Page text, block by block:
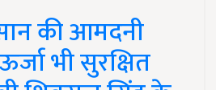
की आमदनी
भी सुरक्षित